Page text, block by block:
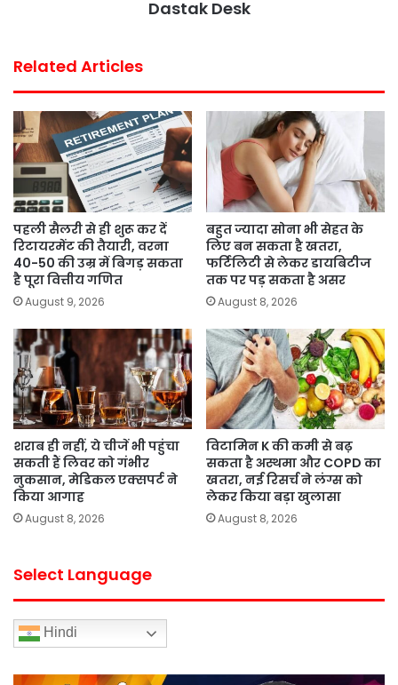
Dastak Desk
Related Articles
पहली सैलरी से ही शुरू कर दें
रिटायरमेंट की तैयारी, वरना
40-50 की उम्र में बिगड़ सकता
है पूरा वित्तीय गणित
August 9, 2026
बहुत ज्यादा सोना भी सेहत के
लिए बन सकता है खतरा,
फर्टिलिटी से लेकर डायबिटीज
तक पर पड़ सकता है असर
August 8, 2026
शराब ही नहीं, ये चीजें भी पहुंचा
सकती हैं लिवर को गंभीर
नुकसान, मेडिकल एक्सपर्ट ने
किया आगाह
August 8, 2026
विटामिन K की कमी से बढ़
सकता है अस्थमा और COPD का
खतरा, नई रिसर्च ने लंग्स को
लेकर किया बड़ा खुलासा
August 8, 2026
Select Language
Hindi